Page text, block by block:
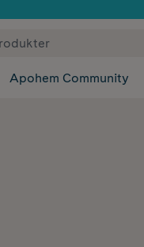
✓ Fri frakt
Apohem Community